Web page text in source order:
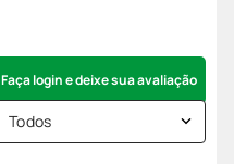
Faça login e deixe sua avaliação
Todos